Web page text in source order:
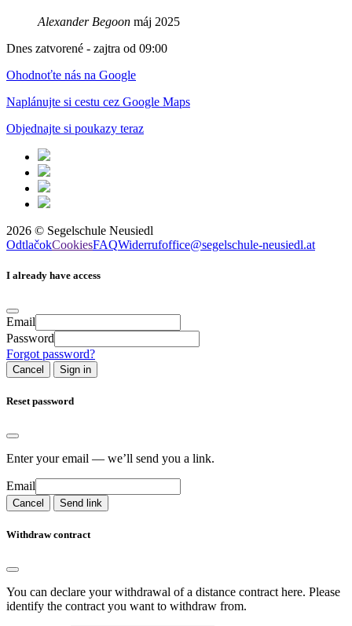
Alexander Begoon máj 2025
Dnes zatvorené - zajtra od 09:00
Ohodnoťte nás na Google
Naplánujte si cestu cez Google Maps
Objednajte si poukazy teraz
2026 © Segelschule Neusiedl
OdtlačokCookiesFAQWiderrufoffice@segelschule-neusiedl.at
I already have access
Email
Password
Forgot password?
Cancel Sign in
Reset password
Enter your email — we’ll send you a link.
Email
Cancel Send link
Withdraw contract
You can declare your withdrawal of a distance contract here. Please
identify the contract you want to withdraw from.